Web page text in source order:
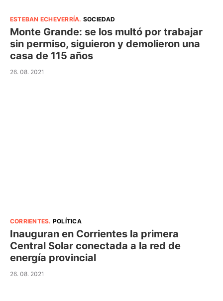
ESTEBAN ECHEVERRÍA. SOCIEDAD
Monte Grande: se los multó por trabajar
sin permiso, siguieron y demolieron una
casa de 115 años
26. 08. 2021
CORRIENTES. POLÍTICA
Inauguran en Corrientes la primera
Central Solar conectada a la red de
energía provincial
26. 08. 2021